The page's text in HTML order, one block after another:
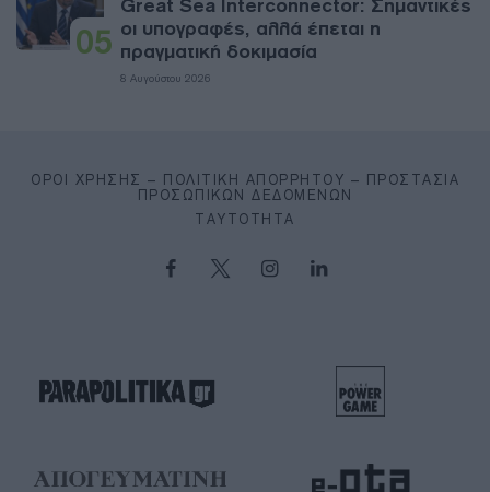
05
Great Sea Interconnector: Σημαντικές
οι υπογραφές, αλλά έπεται η
πραγματική δοκιμασία
8 Αυγούστου 2026
ΌΡΟΙ ΧΡΉΣΗΣ – ΠΟΛΙΤΙΚΉ ΑΠΟΡΡΉΤΟΥ – ΠΡΟΣΤΑΣΊΑ
ΠΡΟΣΩΠΙΚΏΝ ΔΕΔΟΜΈΝΩΝ
ΤΑΥΤΌΤΗΤΑ